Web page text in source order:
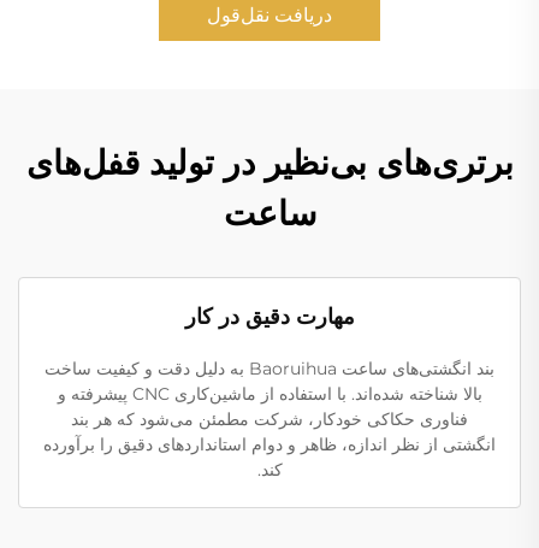
دریافت نقل‌قول
برتری‌های بی‌نظیر در تولید قفل‌های
ساعت
مهارت دقیق در کار
بند انگشتی‌های ساعت Baoruihua به دلیل دقت و کیفیت ساخت
بالا شناخته شده‌اند. با استفاده از ماشین‌کاری CNC پیشرفته و
فناوری حکاکی خودکار، شرکت مطمئن می‌شود که هر بند
انگشتی از نظر اندازه، ظاهر و دوام استانداردهای دقیق را برآورده
کند.